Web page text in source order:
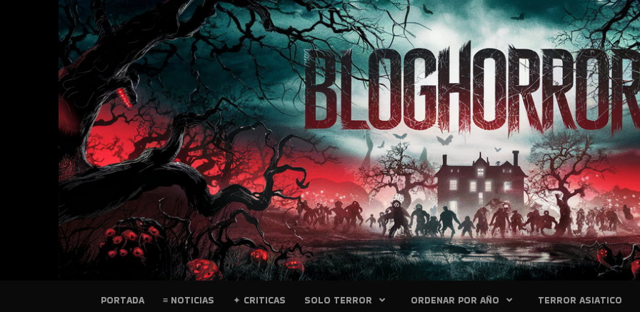
PELICULAS
PORTADA ≡ NOTICIAS ✦ CRITICAS SOLO TERROR ORDENAR POR AÑO TERROR ASIATICO